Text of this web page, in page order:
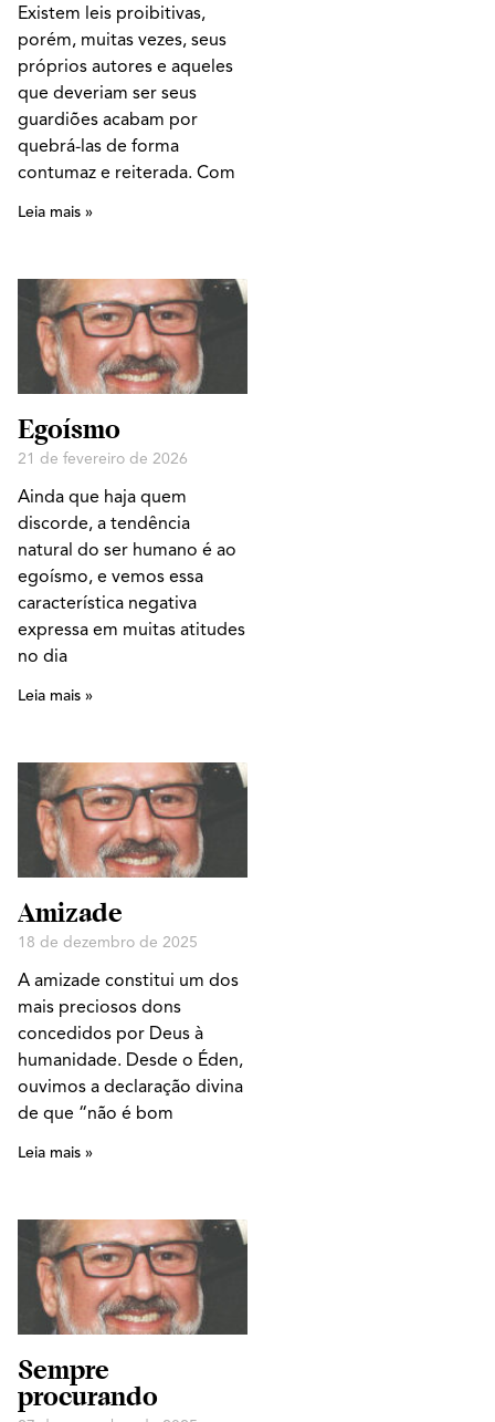
Existem leis proibitivas,
porém, muitas vezes, seus
próprios autores e aqueles
que deveriam ser seus
guardiões acabam por
quebrá-las de forma
contumaz e reiterada. Com
Leia mais »
Egoísmo
21 de fevereiro de 2026
Ainda que haja quem
discorde, a tendência
natural do ser humano é ao
egoísmo, e vemos essa
característica negativa
expressa em muitas atitudes
no dia
Leia mais »
Amizade
18 de dezembro de 2025
A amizade constitui um dos
mais preciosos dons
concedidos por Deus à
humanidade. Desde o Éden,
ouvimos a declaração divina
de que “não é bom
Leia mais »
Sempre
procurando